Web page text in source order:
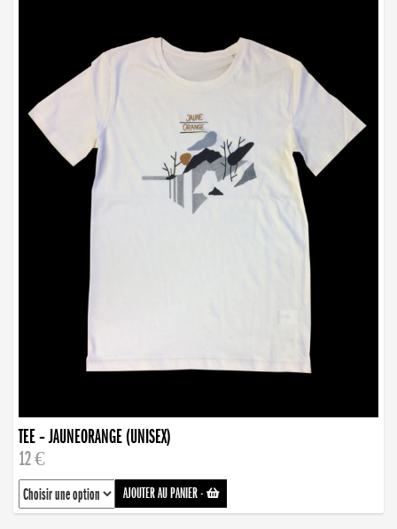
TEE – JAUNEORANGE (UNISEX)
12 €
AJOUTER AU PANIER-